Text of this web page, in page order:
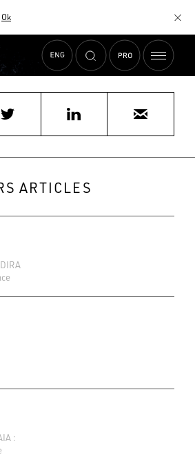
Ok
ARTICLES
: